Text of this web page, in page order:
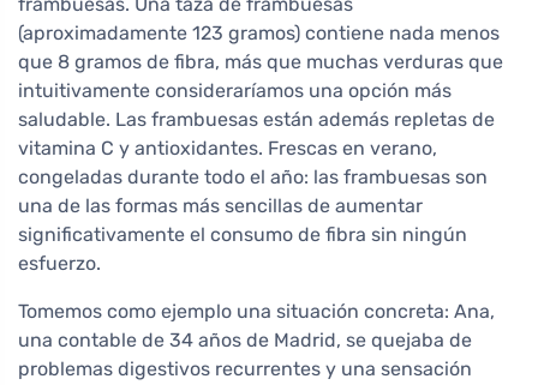
frambuesas. Una taza de frambuesas
(aproximadamente 123 gramos) contiene nada menos
que 8 gramos de fibra, más que muchas verduras que
intuitivamente consideraríamos una opción más
saludable. Las frambuesas están además repletas de
vitamina C y antioxidantes. Frescas en verano,
congeladas durante todo el año: las frambuesas son
una de las formas más sencillas de aumentar
significativamente el consumo de fibra sin ningún
esfuerzo.
Tomemos como ejemplo una situación concreta: Ana,
una contable de 34 años de Madrid, se quejaba de
problemas digestivos recurrentes y una sensación